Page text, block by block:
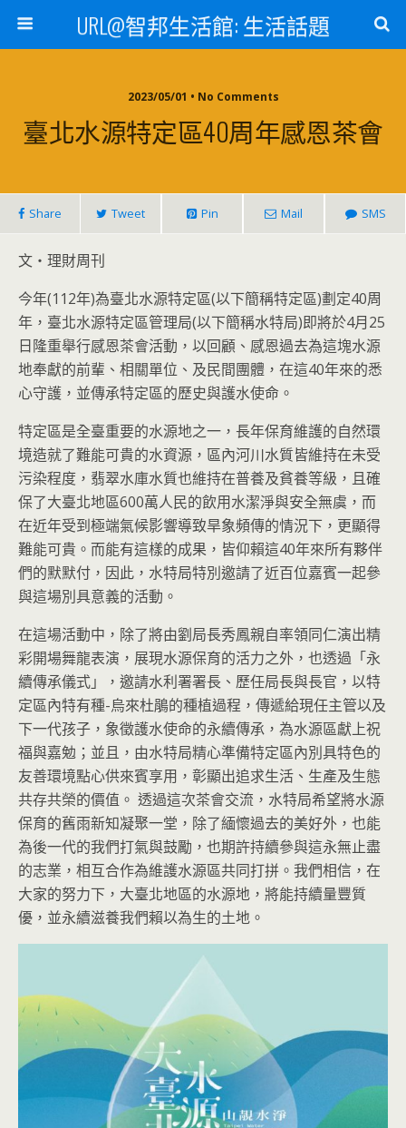
URL@智邦生活館: 生活話題
2023/05/01 • No Comments
臺北水源特定區40周年感恩茶會
Share Tweet Pin Mail SMS
文‧理財周刊
今年(112年)為臺北水源特定區(以下簡稱特定區)劃定40周
年，臺北水源特定區管理局(以下簡稱水特局)即將於4月25
日隆重舉行感恩茶會活動，以回顧、感恩過去為這塊水源
地奉獻的前輩、相關單位、及民間團體，在這40年來的悉
心守護，並傳承特定區的歷史與護水使命。
特定區是全臺重要的水源地之一，長年保育維護的自然環
境造就了難能可貴的水資源，區內河川水質皆維持在未受
污染程度，翡翠水庫水質也維持在普養及貧養等級，且確
保了大臺北地區600萬人民的飲用水潔淨與安全無虞，而
在近年受到極端氣候影響導致旱象頻傳的情況下，更顯得
難能可貴。而能有這樣的成果，皆仰賴這40年來所有夥伴
們的默默付，因此，水特局特別邀請了近百位嘉賓一起參
與這場別具意義的活動。
在這場活動中，除了將由劉局長秀鳳親自率領同仁演出精
彩開場舞龍表演，展現水源保育的活力之外，也透過「永
續傳承儀式」，邀請水利署署長、歷任局長與長官，以特
定區內特有種-烏來杜鵑的種植過程，傳遞給現任主管以及
下一代孩子，象徵護水使命的永續傳承，為水源區獻上祝
福與嘉勉；並且，由水特局精心準備特定區內別具特色的
友善環境點心供來賓享用，彰顯出追求生活、生產及生態
共存共榮的價值。 透過這次茶會交流，水特局希望將水源
保育的舊雨新知凝聚一堂，除了緬懷過去的美好外，也能
為後一代的我們打氣與鼓勵，也期許持續參與這永無止盡
的志業，相互合作為維護水源區共同打拼。我們相信，在
大家的努力下，大臺北地區的水源地，將能持續量豐質
優，並永續滋養我們賴以為生的土地。